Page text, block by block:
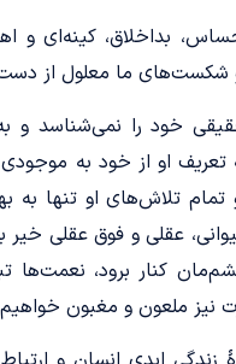
بداخلاق، کینه‌ای و
شکست‌های ما معلول از
خود را نمی‌شناسد و
تعریف او از خود به
تمام تلاش‌های او تنها به
عقلی و فوق عقلی خیر
کنار برود،
نیز ملعون و مغبون